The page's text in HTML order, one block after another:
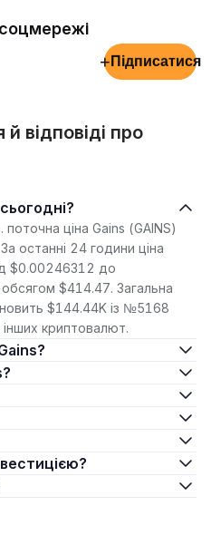
+ Підписатися
відповіді про
ціна Gains (GAINS)
останні 24 години ціна
$0.00246312 до
$414.47. Загальна
$144.44K із №5168
криптовалют.